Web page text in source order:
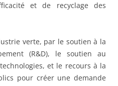
et de recyclage des
verte, par le soutien à la
(R&D), le soutien au
et le recours à la
pour créer une demande